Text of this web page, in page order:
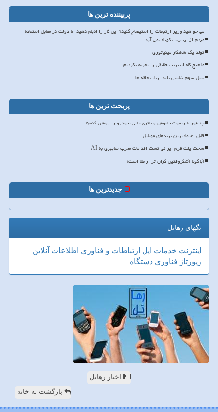
پربیننده ترین ها
می خواهید وزیر ارتباطات را استیضاح کنید؟ این کار را انجام دهید اما دولت در مقابل استفاده
مردم از اینترنت کوتاه نمی آید
تولد یک شاهکار مینیاتوری
ما هیچ گاه اینترنت حقیقی را تجربه نکردیم
نسل سوم شاسی بلند ارباب حلقه ها
پربحث ترین ها
چه طور با ریموت خاموش و باتری خالی، خودرو را روشن کنیم؟
قابل اعتمادترین برندهای موبایل
ساخت پلت فرم ایرانی تست اقدامات مخرب سایبری به AI
آیا کولا آشکروفتین گران تر از طلا است؟
جدیدترین ها
تگهای رهاتل
اینترنت خدمات اپل ارتباطات و فناوری اطلاعات آنلاین
رپورتاژ فناوری دستگاه
اخبار رهاتل
بازگشت به خانه